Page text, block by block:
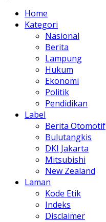
Home
Kategori
Nasional
Berita
Lampung
Hukum
Ekonomi
Politik
Pendidikan
Label
Berita Otomotif
Bulutangkis
DKI Jakarta
Mitsubishi
New Zealand
Laman
Kode Etik
Indeks
Disclaimer